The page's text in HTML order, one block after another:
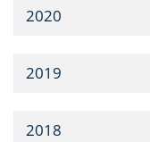
2020
2019
2018